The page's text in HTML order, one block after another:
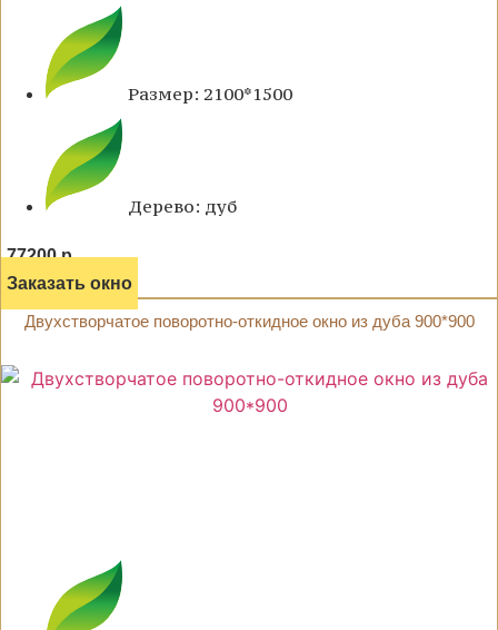
Размер: 2100*1500
Дерево: дуб
77200 р.
Заказать окно
Двухстворчатое поворотно-откидное окно из дуба 900*900